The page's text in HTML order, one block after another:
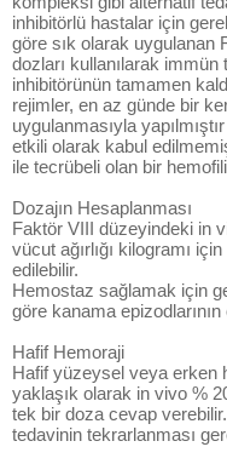
inhibitörlü hastalar için
göre sık olarak uygulanan
dozları kullanılarak
inhibitörünün tamamen
rejimler, en az günde bir
uygulanmasıyla
etkili olarak kabul
ile tecrübeli olan bir
Dozajın Hesaplanması
Faktör VIII düzeyindeki in
vücut ağırlığı kilogramı
edilebilir.
Hemostaz sağlamak için
göre kanama
Hafif Hemoraji
Hafif yüzeysel veya erken
yaklaşık olarak in vivo %
tek bir doza cevap
tedavinin tekrarlanması